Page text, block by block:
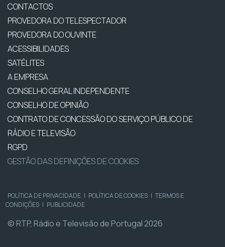
CONTACTOS
PROVEDORA DO TELESPECTADOR
PROVEDORA DO OUVINTE
ACESSIBILIDADES
SATÉLITES
A EMPRESA
CONSELHO GERAL INDEPENDENTE
CONSELHO DE OPINIÃO
CONTRATO DE CONCESSÃO DO SERVIÇO PÚBLICO DE
RÁDIO E TELEVISÃO
RGPD
GESTÃO DAS DEFINIÇÕES DE COOKIES
POLÍTICA DE PRIVACIDADE | POLÍTICA DE COOKIES | TERMOS E
CONDIÇÕES | PUBLICIDADE
© RTP, Rádio e Televisão de Portugal 2026